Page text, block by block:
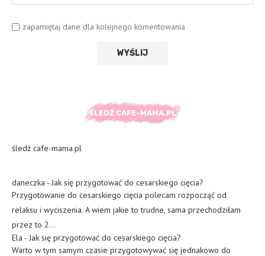
zapamiętaj dane dla kolejnego komentowania
ŚLEDŹ CAFE-MAMA.PL
śledź cafe-mama.pl
daneczka - Jak się przygotować do cesarskiego cięcia?
Przygotowanie do cesarskiego cięcia polecam rozpocząć od
relaksu i wyciszenia. A wiem jakie to trudne, sama przechodziłam
przez to 2…
Ela - Jak się przygotować do cesarskiego cięcia?
Warto w tym samym czasie przygotowywać się jednakowo do